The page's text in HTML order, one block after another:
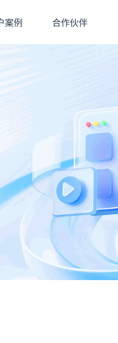
案例 合作伙伴